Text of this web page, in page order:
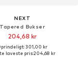
NEXT
Tapered Bukser
204,68 kr
301,00 kr
laveste pris:204,68 kr